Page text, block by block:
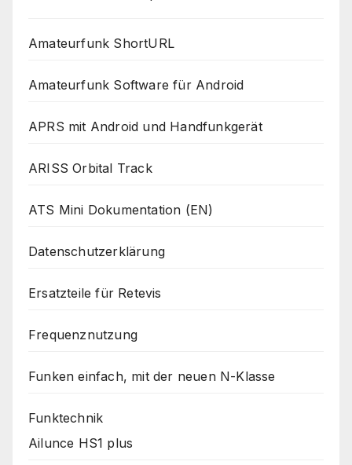
Amateurfunk ShortURL
Amateurfunk Software für Android
APRS mit Android und Handfunkgerät
ARISS Orbital Track
ATS Mini Dokumentation (EN)
Datenschutzerklärung
Ersatzteile für Retevis
Frequenznutzung
Funken einfach, mit der neuen N-Klasse
Funktechnik
Ailunce HS1 plus